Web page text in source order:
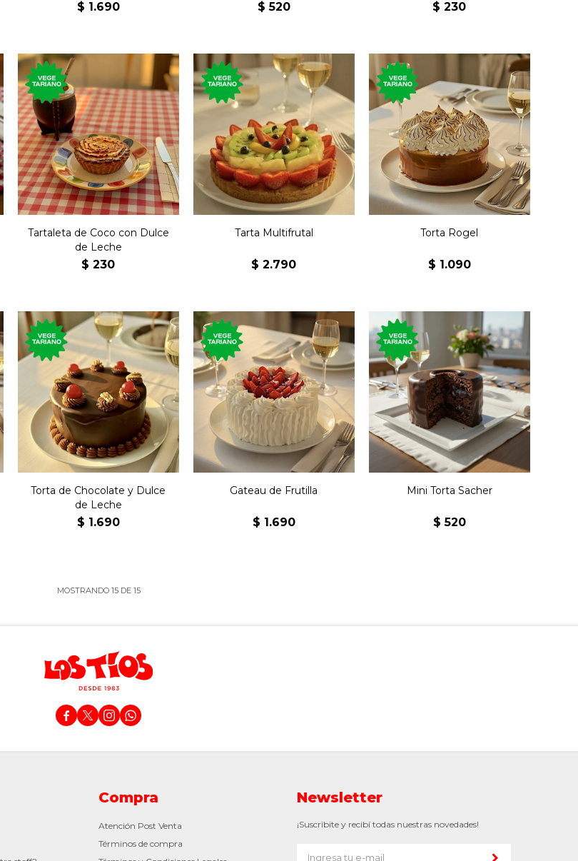
$ 1.690 $ 520 $ 230
Tartaleta individual de
coco rellena de dulce de
leche.
Tartaleta de Coco con Dulce
de Leche
$ 230
Tarta con crema pastelera,
durazno, ananá, kiwi,
arándanos y frutilla bañada
en jalea.
Tarta Multifrutal
$ 2.790
Torta con milhojas de
dulce de leche y
merengue.
Torta Rogel
$ 1.090
Torta clásica de la
repostería uruguaya con
bizcochuelo, dulce de
leche, chocolate y crema
de leche.
Torta de Chocolate y Dulce
de Leche
$ 1.690
Pastel con bizcochuelo,
chantilly y frutilla.
Gateau de Frutilla
$ 1.690
Postre de la torta clásica
de la repostería austríaca
con chocolate semi
amargo y mermelada de
damasco.
Mini Torta Sacher
$ 520
MOSTRANDO 15DE 15
   
Compra
Atención Post Venta
Términos de compra
Newsletter
¡Suscribite y recibí todas nuestras novedades!